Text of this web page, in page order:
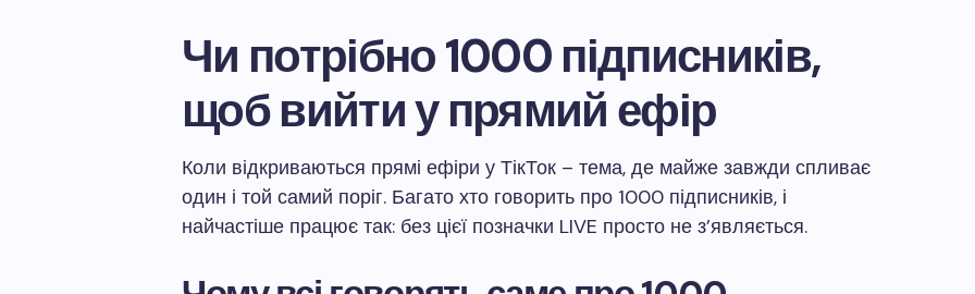
Чи потрібно 1000 підписників,
щоб вийти у прямий ефір
Коли відкриваються прямі ефіри у ТікТок – тема, де майже завжди спливає
один і той самий поріг. Багато хто говорить про 1000 підписників, і
найчастіше працює так: без цієї позначки LIVE просто не з’являється.